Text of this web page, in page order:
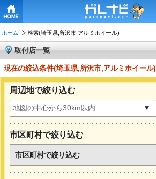
ホーム 検索(埼玉県,所沢市,アルミホイール)
取付店一覧
現在の絞込条件(埼玉県,所沢市,アルミホイール)
周辺地で絞り込む
市区町村で絞り込む
市区町村で絞り込む